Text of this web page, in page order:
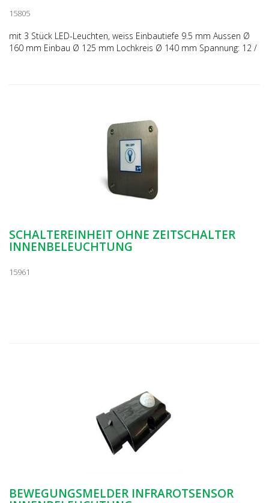
15805
mit 3 Stück LED-Leuchten, weiss Einbautiefe 9.5 mm Aussen Ø
160 mm Einbau Ø 125 mm Lochkreis Ø 140 mm Spannung: 12 /
SCHALTEREINHEIT OHNE ZEITSCHALTER
INNENBELEUCHTUNG
15961
BEWEGUNGSMELDER INFRAROTSENSOR